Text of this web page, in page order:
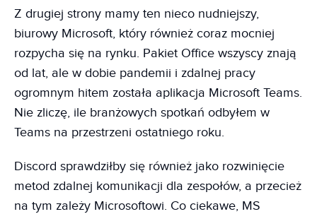
Z drugiej strony mamy ten nieco nudniejszy,
biurowy Microsoft, który również coraz mocniej
rozpycha się na rynku. Pakiet Office wszyscy znają
od lat, ale w dobie pandemii i zdalnej pracy
ogromnym hitem została aplikacja Microsoft Teams.
Nie zliczę, ile branżowych spotkań odbyłem w
Teams na przestrzeni ostatniego roku.
Discord sprawdziłby się również jako rozwinięcie
metod zdalnej komunikacji dla zespołów, a przecież
na tym zależy Microsoftowi. Co ciekawe, MS